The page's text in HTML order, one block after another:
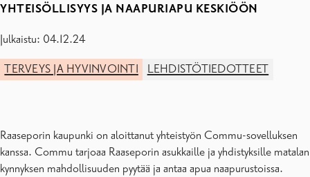
YHTEISÖLLISYYS JA NAAPURIAPU KESKIÖÖN
Julkaistu: 04.12.24
TERVEYS JA HYVINVOINTI LEHDISTÖTIEDOTTEET
Raaseporin kaupunki on aloittanut yhteistyön Commu-sovelluksen
kanssa. Commu tarjoaa Raaseporin asukkaille ja yhdistyksille matalan
kynnyksen mahdollisuuden pyytää ja antaa apua naapurustoissa.